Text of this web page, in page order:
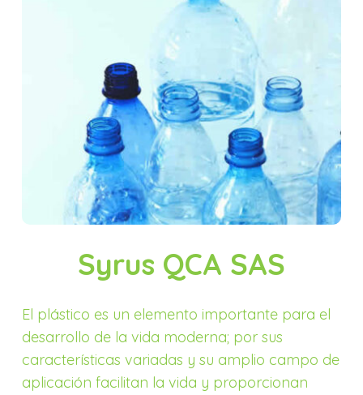
Syrus QCA SAS
El plástico es un elemento importante para el
desarrollo de la vida moderna; por sus
características variadas y su amplio campo de
aplicación facilitan la vida y proporcionan